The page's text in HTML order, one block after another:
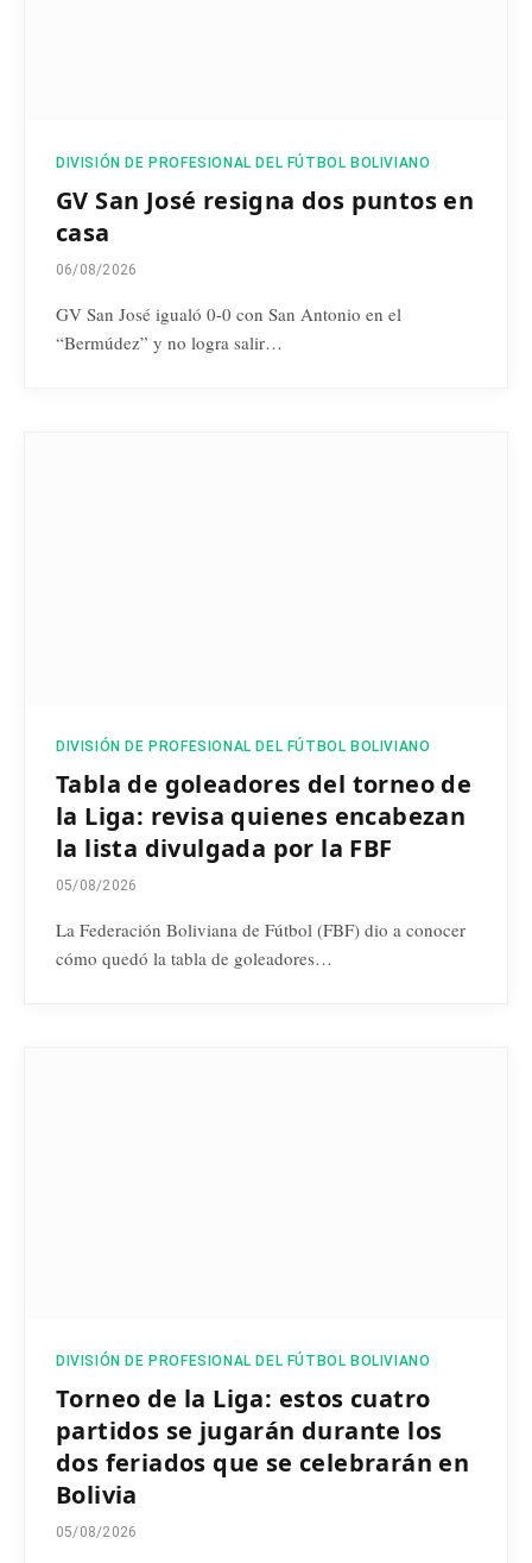
DIVISIÓN DE PROFESIONAL DEL FÚTBOL BOLIVIANO
GV San José resigna dos puntos en
casa
06/08/2026
GV San José igualó 0-0 con San Antonio en el
“Bermúdez” y no logra salir…
DIVISIÓN DE PROFESIONAL DEL FÚTBOL BOLIVIANO
Tabla de goleadores del torneo de
la Liga: revisa quienes encabezan
la lista divulgada por la FBF
05/08/2026
La Federación Boliviana de Fútbol (FBF) dio a conocer
cómo quedó la tabla de goleadores…
DIVISIÓN DE PROFESIONAL DEL FÚTBOL BOLIVIANO
Torneo de la Liga: estos cuatro
partidos se jugarán durante los
dos feriados que se celebrarán en
Bolivia
05/08/2026